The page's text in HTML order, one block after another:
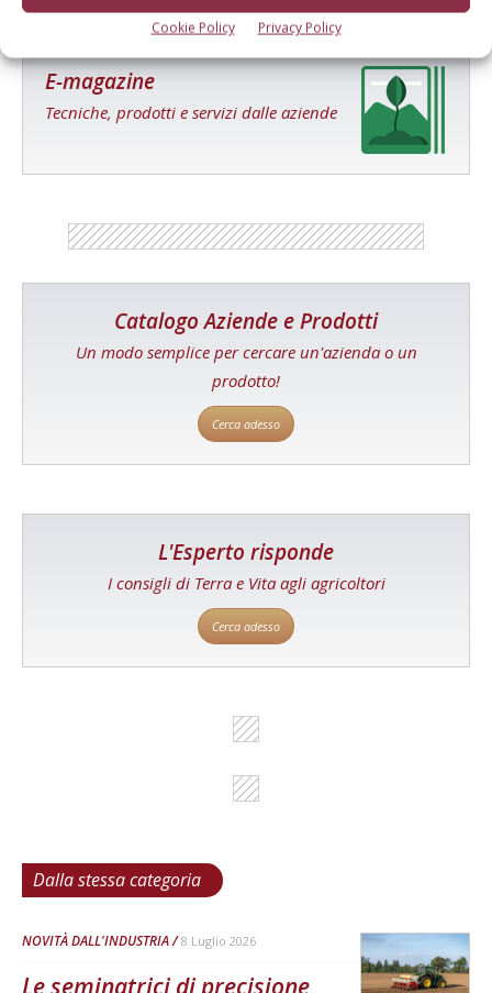
Cookie Policy Privacy Policy
E-magazine
Tecniche, prodotti e servizi dalle aziende
Catalogo Aziende e Prodotti
Un modo semplice per cercare un'azienda o un
prodotto!
Cerca adesso
L'Esperto risponde
I consigli di Terra e Vita agli agricoltori
Cerca adesso
Dalla stessa categoria
NOVITÀ DALL'INDUSTRIA 8 Luglio 2026
Le seminatrici di precisione